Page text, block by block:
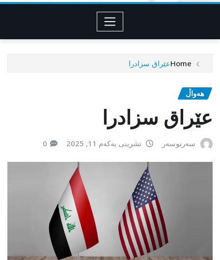
Homeعێراق سزادرا
هەواڵ
عێراق سزادرا
سەرنوسەر تشرینی یەکەم 11, 2025 0